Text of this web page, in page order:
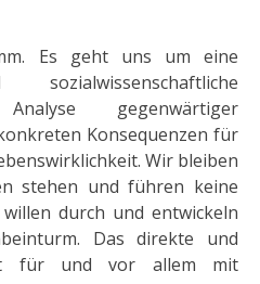
Es geht uns um eine
gegenwärtiger
Konsequenzen für
Wir bleiben
stehen und führen keine
durch und entwickeln
Das direkte und
für und vor allem mit